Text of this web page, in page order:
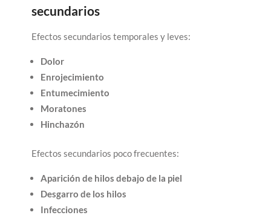
secundarios
Efectos secundarios temporales y leves:
Dolor
Enrojecimiento
Entumecimiento
Moratones
Hinchazón
Efectos secundarios poco frecuentes:
Aparición de hilos debajo de la piel
Desgarro de los hilos
Infecciones